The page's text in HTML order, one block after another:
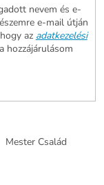
nevem és e-
e-mail útján
az adatkezelési
hozzájárulásom
Mester Család